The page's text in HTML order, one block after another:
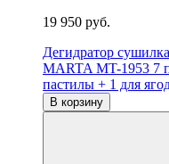
19 950 руб.
Дегидратор
MARTA MT-1953 7
пастилы + 1 для
В корзину